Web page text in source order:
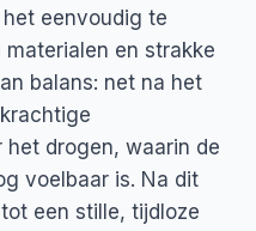
eenvoudig te
en strakke
balans: net na het
drogen, waarin de
voelbaar is. Na dit
een stille, tijdloze